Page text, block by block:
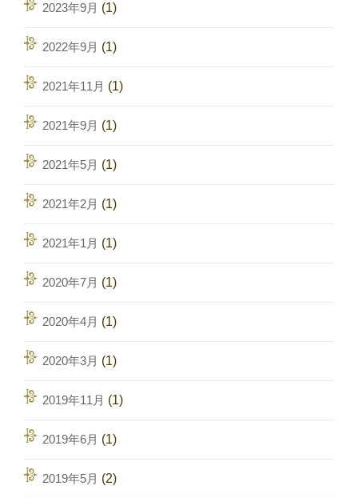
2023年9月 (1)
2022年9月 (1)
2021年11月 (1)
2021年9月 (1)
2021年5月 (1)
2021年2月 (1)
2021年1月 (1)
2020年7月 (1)
2020年4月 (1)
2020年3月 (1)
2019年11月 (1)
2019年6月 (1)
2019年5月 (2)